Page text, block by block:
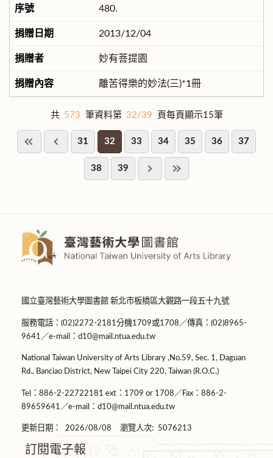
480.
2013/12/04
妙有菩提園
離苦得樂的妙法(三)*1冊
共 573 筆資料第 32/39 頁每頁顯示15筆
31 32 33 34 35 36 37
38 39
國立臺灣藝術大學圖書館 新北市板橋區大觀路一段五十九號
服務電話：(02)2272-2181分機1709或1708／傳真：(02)8965-
9641／e-mail：d10@mail.ntua.edu.tw
National Taiwan University of Arts Library ,No.59, Sec. 1, Daguan
Rd., Banciao District, New Taipei City 220, Taiwan (R.O.C.)
Tel：886-2-22722181 ext：1709 or 1708／Fax：886-2-
89659641／e-mail：d10@mail.ntua.edu.tw
更新日期： 2026/08/08 瀏覽人次: 5076213
訂閱電子報